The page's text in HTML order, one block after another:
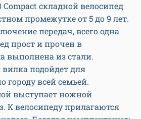
Compact складной велосипед
промежутке от 5 до 9 лет.
передач, всего одна
прост и прочен в
выполнена из стали.
подойдет для
городу всей семьей.
выступает ножной
К велосипеду прилагаются